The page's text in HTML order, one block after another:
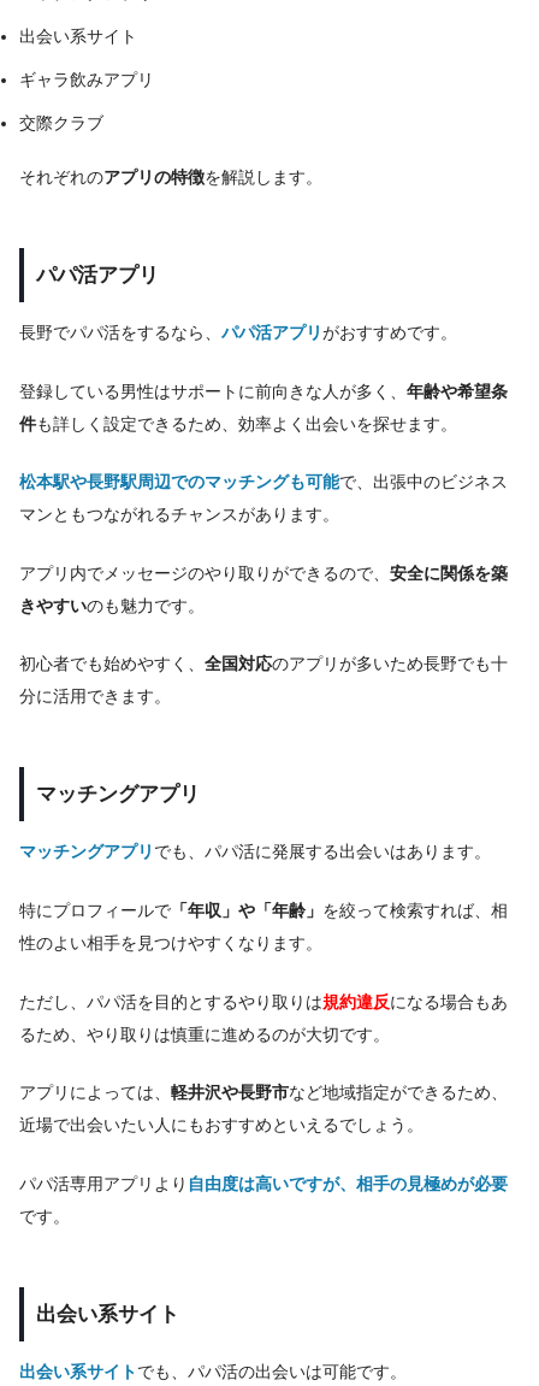
出会い系サイト
ギャラ飲みアプリ
交際クラブ
それぞれのアプリの特徴を解説します。
パパ活アプリ
長野でパパ活をするなら、 パパ活アプリがおすすめです。
登録している男性はサポートに前向きな人が多く、 年齢や希望条
件も詳しく設定できるため、効率よく出会いを探せます。
松本駅や長野駅周辺でのマッチングも可能で、出張中のビジネス
マンともつながれるチャンスがあります。
アプリ内でメッセージのやり取りができるので、 安全に関係を築
きやすいのも魅力です。
初心者でも始めやすく、 全国対応のアプリが多いため長野でも十
分に活用できます。
マッチングアプリ
マッチングアプリ でも、パパ活に発展する出会いはあります。
特にプロフィールで 「年収」や「年齢」 を絞って検索すれば、相
性のよい相手を見つけやすくなります。
ただし、パパ活を目的とするやり取りは規約違反になる場合もあ
るため、やり取りは慎重に進めるのが大切です。
アプリによっては、 軽井沢や長野市など地域指定ができるため、
近場で出会いたい人にもおすすめといえるでしょう。
パパ活専用アプリより 自由度は高いですが、相手の見極めが必要
です。
出会い系サイト
出会い系サイトでも、パパ活の出会いは可能です。